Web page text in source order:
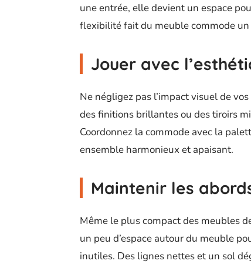
une entrée, elle devient un espace
flexibilité fait du meuble commode
Jouer avec
Ne négligez pas l’impact visuel de
des finitions brillantes ou des tiroirs
Coordonnez la commode avec la
ensemble harmonieux et apaisant.
Maintenir les
Même le plus compact des meubles
un peu d’espace autour du meuble
inutiles. Des lignes nettes et un sol